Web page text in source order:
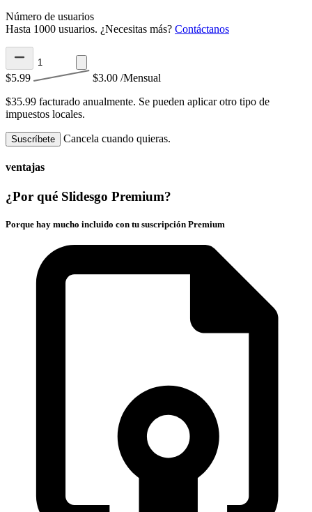
Número de usuarios
Hasta 1000 usuarios. ¿Necesitas más? Contáctanos
$5.99 $3.00 /Mensual
$35.99 facturado anualmente. Se pueden aplicar otro tipo de
impuestos locales.
Suscríbete Cancela cuando quieras.
ventajas
¿Por qué Slidesgo Premium?
Porque hay mucho incluido con tu suscripción Premium